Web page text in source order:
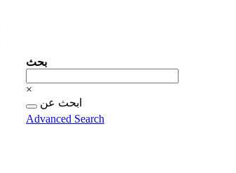
بحث
×
البحث
عن...
ابحث عن
Advanced Search